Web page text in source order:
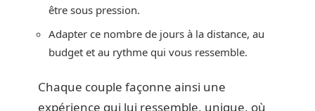
être sous pression.
Adapter ce nombre de jours à la distance, au
budget et au rythme qui vous ressemble.
Chaque couple façonne ainsi une
expérience qui lui ressemble, unique, où